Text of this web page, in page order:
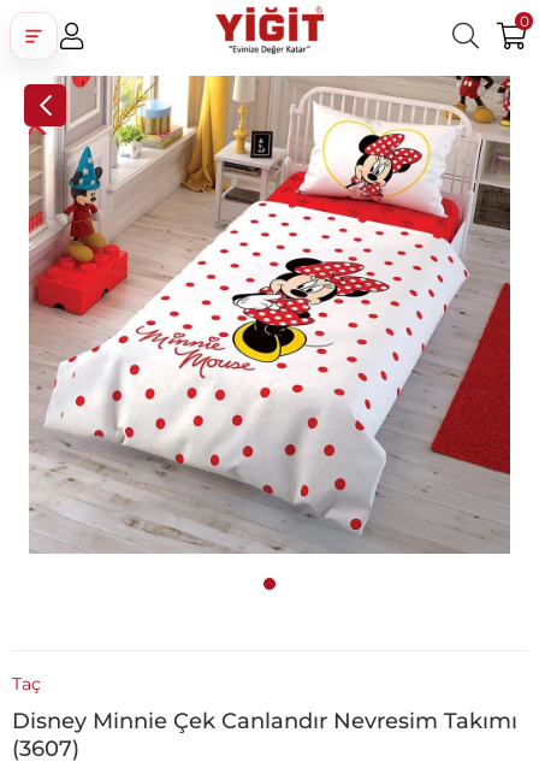
0
Üye Girişi Üye Ol Facebook İle Bağlan
Google İle Bağlan
Taç
Disney Minnie Çek Canlandır Nevresim Takımı
(3607)